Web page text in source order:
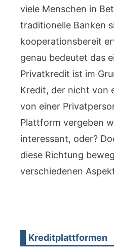
viele Menschen in
traditionelle Banken
kooperationsbereit
genau bedeutet das
Privatkredit ist im
Kredit, der nicht von
von einer
Plattform vergeben
interessant, oder?
diese Richtung
verschiedenen
Kreditplattformen